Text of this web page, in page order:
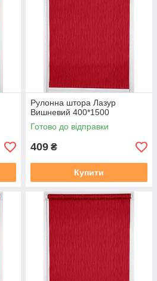
Рулонна штора Лазур
Вишневий 400*1500
Готово до відправки
409 ₴
Купити